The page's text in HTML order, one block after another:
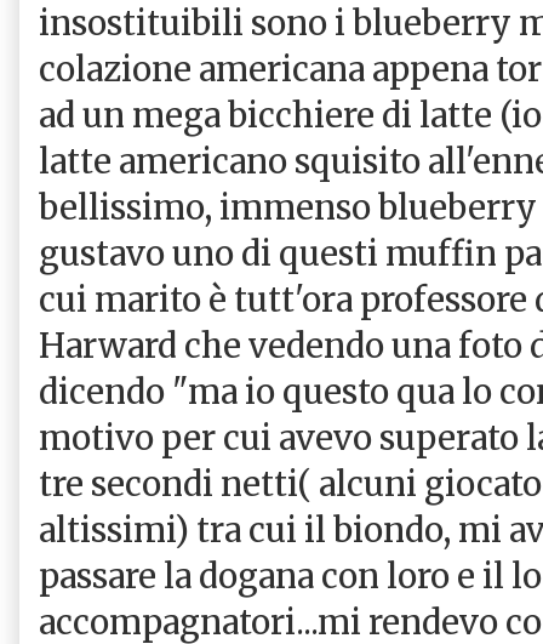
insostituibili sono i blueberry
colazione americana appena
ad un mega bicchiere di latte
latte americano squisito
bellissimo, immenso
gustavo uno di questi muffin
cui marito è tutt'ora professore
Harward che vedendo una foto
dicendo "ma io questo qua lo
motivo per cui avevo superato
tre secondi netti( alcuni
altissimi) tra cui il biondo, mi
passare la dogana con loro e il
accompagnatori...mi rendevo